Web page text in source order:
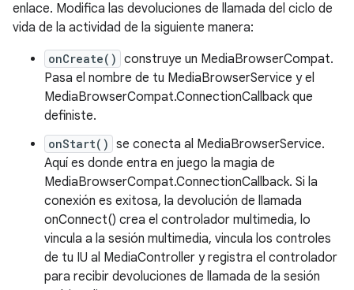
enlace. Modifica las devoluciones de llamada del ciclo de
vida de la actividad de la siguiente manera:
onCreate() construye un MediaBrowserCompat.
Pasa el nombre de tu MediaBrowserService y el
MediaBrowserCompat.ConnectionCallback que
definiste.
onStart() se conecta al MediaBrowserService.
Aquí es donde entra en juego la magia de
MediaBrowserCompat.ConnectionCallback. Si la
conexión es exitosa, la devolución de llamada
onConnect() crea el controlador multimedia, lo
vincula a la sesión multimedia, vincula los controles
de tu IU al MediaController y registra el controlador
para recibir devoluciones de llamada de la sesión